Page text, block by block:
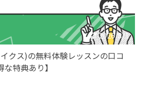
2026/8/1
クス)の無料体験レッスンの口コ
特典あり】